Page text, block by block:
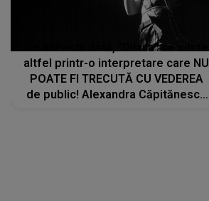
De această dată, "Dilaila" se simte
altfel printr-o interpretare care NU
POATE FI TRECUTĂ CU VEDEREA
de public! Alexandra Căpitănescu